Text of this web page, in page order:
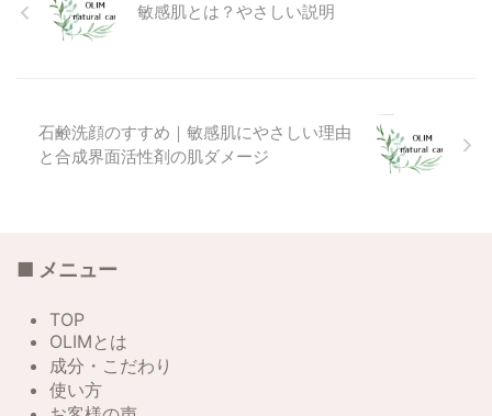
石が多く含まれているといわれて
ます。 想像してみてください。
敏感肌とは？やさしい説明
石鹸洗顔のすすめ｜敏感肌にやさしい理由
と合成界面活性剤の肌ダメージ
■ メニュー
TOP
OLIMとは
成分・こだわり
使い方